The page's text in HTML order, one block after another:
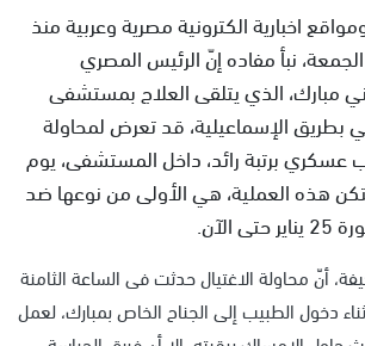
اخبارية الكترونية مصرية وعربية منذ
نبأ مفاده إنّ الرئيس المصري
مبارك، الذي يتلقى العلاج بمستشفى
بطريق الإسماعيلية، قد تعرض لمحاولة
عسكري برتبة رائد، داخل المستشفى، يوم
هذه العملية، هي الأولى من نوعها ضد
أنّ محاولة الاغتيال حدثت فى الساعة الثامنة
نوفمبر، أثناء دخول الطبيب إلى الجناح الخاص بمبارك، لعمل